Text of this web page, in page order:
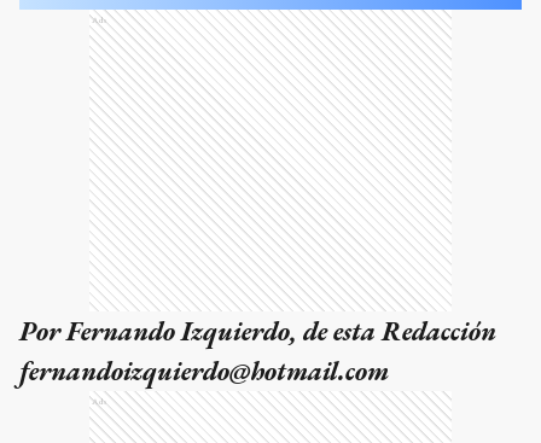
Ads
Por Fernando Izquierdo, de esta Redacción
fernandoizquierdo@hotmail.com
Ads